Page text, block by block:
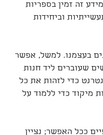
זה זמין בספריות
וביחידות
בעצמנו. למשל, אפשר
שעוברים ליד חנות
כדי לזהות את כל
מיקוד כדי ללמוד על
ככל האפשר; נציין